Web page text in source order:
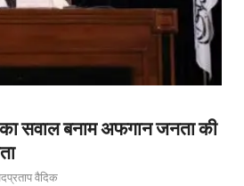
का सवाल बनाम अफगान जनता की
वैदिक